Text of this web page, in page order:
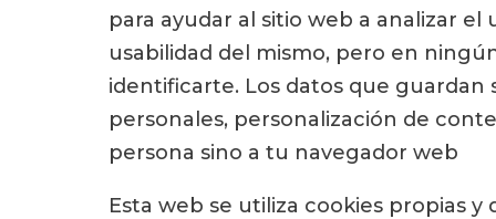
para ayudar al sitio web a analizar
usabilidad del mismo, pero en
identificarte. Los datos que
personales, personalización de
persona sino a tu navegador web
Esta web se utiliza cookies propias